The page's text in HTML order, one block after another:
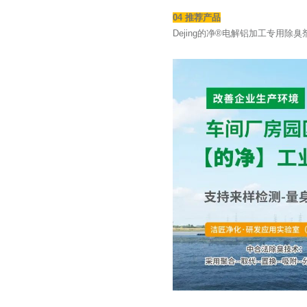
04 推荐产品
Dejing的净®电解铝加工专用除臭